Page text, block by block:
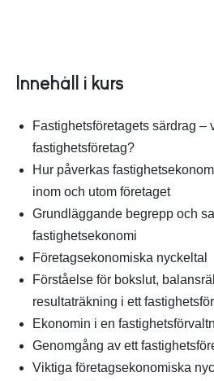
Innehåll i kurs
Fastighetsföretagets särdrag –
fastighetsföretag?
Hur påverkas
inom och utom företaget
Grundläggande begrepp och
fastighetsekonomi
Företagsekonomiska nyckeltal
Förståelse för bokslut,
resultaträkning i ett
Ekonomin i en
Genomgång av ett
Viktiga företagsekonomiska